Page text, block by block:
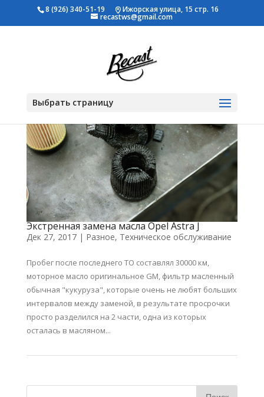
8 (926) 340-51-19 Ижорская улица, 15 стр. 16
recastws@gmail.com
Выбрать страницу
Экстренная замена масла Opel Astra J
Дек 27, 2017| Разное, Техническое обслуживание
Пробег после последнего ТО составлял 30000 км,
моторное масло оригинальное GM, фильтр масленный
обычная "кукуруза", которые очень не любят больших
интервалов между заменой, в результате просрочки
просто разделился на 2 части, одна из которых
осталась в масляном...